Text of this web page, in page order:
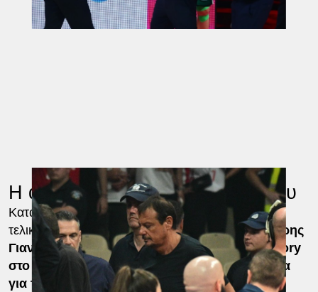
Η ανάρτηση του Γιαννακόπουλου
Κατά τη διάρκεια του Game 3 στο ΣΕΦ για τους
τελικούς της Stoiximan Basket League,
ο Δημήτρης
Γιαννακόπουλος προχώρησε σε ανάρτηση story
στο Instagram, εκφράζοντας έντονα παράπονα
για τη διαιτησία.